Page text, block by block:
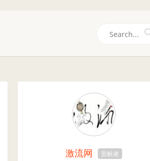
激流网 贡献者